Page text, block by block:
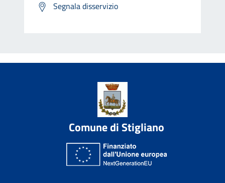
Segnala disservizio
Comune di Stigliano